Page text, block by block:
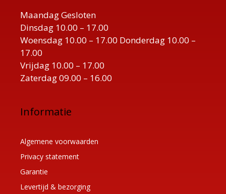
Maandag Gesloten
Dinsdag 10.00 – 17.00
Woensdag 10.00 – 17.00 Donderdag 10.00 –
17.00
Vrijdag 10.00 – 17.00
Zaterdag 09.00 – 16.00
Informatie
Algemene voorwaarden
Privacy statement
Garantie
Levertijd & bezorging